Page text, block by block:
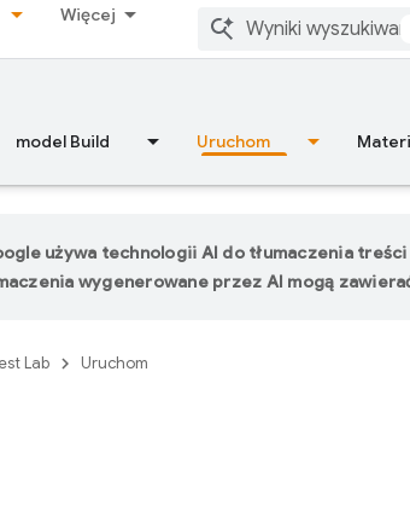
Więcej
model Build Uruchom
używa technologii AI do tłumaczenia treści
wygenerowane przez AI mogą
Lab Uruchom